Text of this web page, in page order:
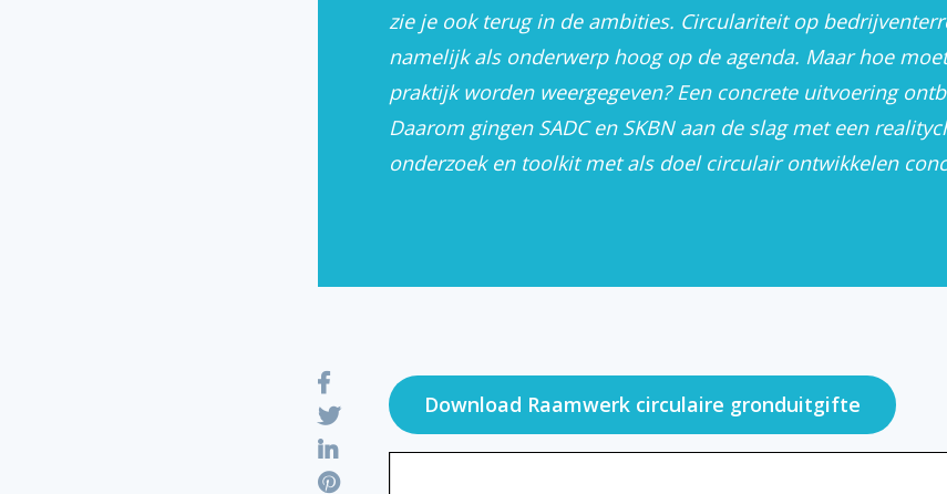
zie je ook terug in de ambities. Circulariteit op
namelijk als onderwerp hoog op de agenda. Maar hoe
praktijk worden weergegeven? Een concrete uitvoering
Daarom gingen SADC en SKBN aan de slag met een
onderzoek en toolkit met als doel circulair ontwikkelen
Download Raamwerk circulaire gronduitgifte